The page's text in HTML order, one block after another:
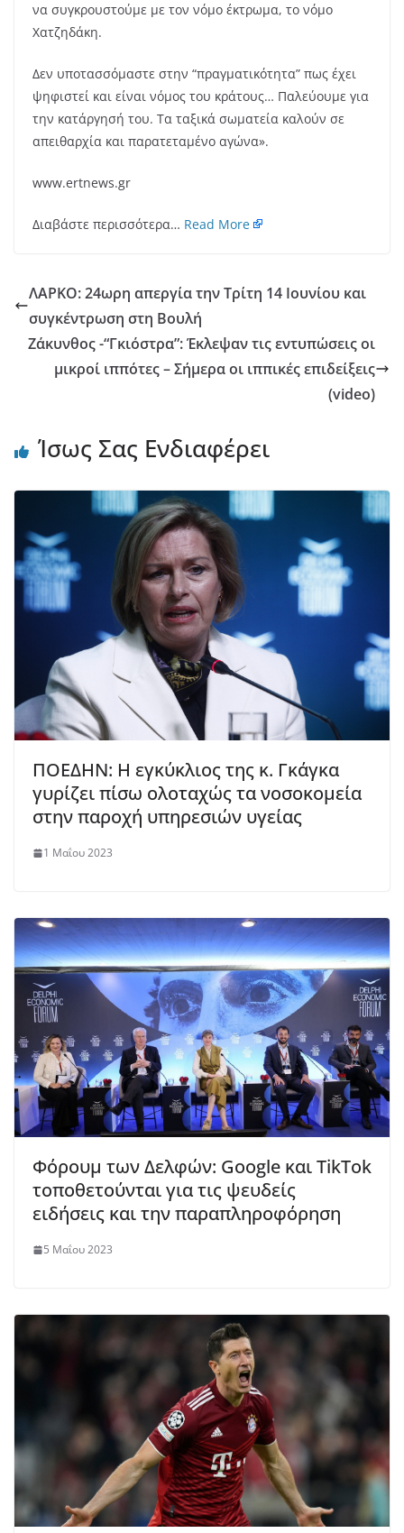
να συγκρουστούμε με τον νόμο έκτρωμα, το νόμο
Χατζηδάκη.
Δεν υποτασσόμαστε στην “πραγματικότητα” πως έχει
ψηφιστεί και είναι νόμος του κράτους… Παλεύουμε για
την κατάργησή του. Τα ταξικά σωματεία καλούν σε
απειθαρχία και παρατεταμένο αγώνα».
www.ertnews.gr
Διαβάστε περισσότερα… Read More
ΛΑΡΚΟ: 24ωρη απεργία την Τρίτη 14 Ιουνίου και
συγκέντρωση στη Βουλή
Ζάκυνθος -“Γκιόστρα”: Έκλεψαν τις εντυπώσεις οι
μικροί ιππότες – Σήμερα οι ιππικές επιδείξεις
(video)
Ίσως Σας Ενδιαφέρει
ΠΟΕΔΗΝ: Η εγκύκλιος της κ. Γκάγκα
γυρίζει πίσω ολοταχώς τα νοσοκομεία
στην παροχή υπηρεσιών υγείας
1 Μαΐου 2023
Φόρουμ των Δελφών: Google και TikTok
τοποθετούνται για τις ψευδείς
ειδήσεις και την παραπληροφόρηση
5 Μαΐου 2023